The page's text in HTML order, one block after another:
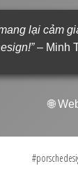
lại cảm
– Minh
🌐